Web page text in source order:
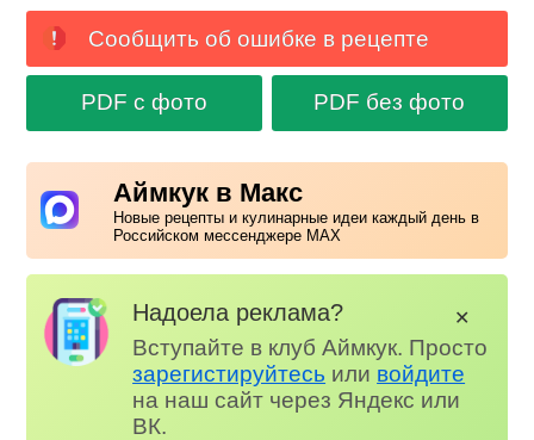
Сообщить об ошибке в рецепте
PDF с фото PDF без фото
Аймкук в Макс
Новые рецепты и кулинарные идеи каждый день в
Российском мессенджере MAX
Надоела реклама?
Вступайте в клуб Аймкук. Просто
зарегистируйтесь или войдите
на наш сайт через Яндекс или
ВК.
✕